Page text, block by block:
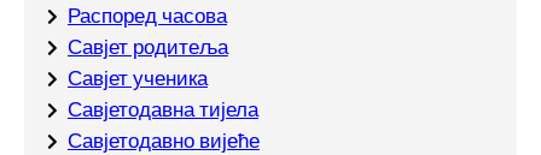
Распоред часова
Савјет родитеља
Савјет ученика
Савјетодавна тијела
Савјетодавно вијеће